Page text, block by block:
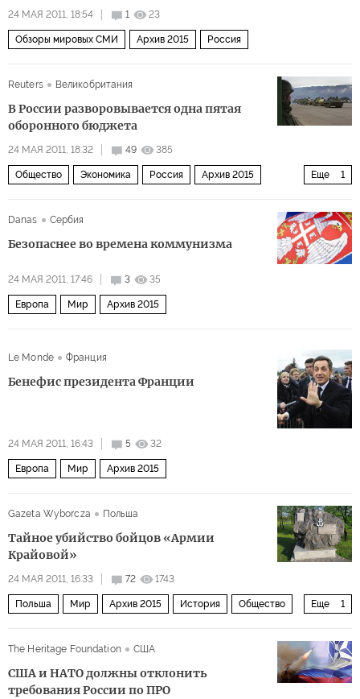
24 МАЯ 2011, 18:54 1 23
Обзоры мировых СМИ Архив 2015 Россия
Reuters Великобритания
В России разворовывается одна пятая
оборонного бюджета
24 МАЯ 2011, 18:32 49 385
Еще 1
Общество Экономика Россия Архив 2015
Danas
Сербия
Безопаснее во времена коммунизма
24 МАЯ 2011, 17:46 3 35
Европа Мир Архив 2015
Le Monde Франция
Бенефис президента Франции
24 МАЯ 2011, 16:43 5 32
Европа Мир Архив 2015
Gazeta Wyborcza Польша
Тайное убийство бойцов «Армии
Крайовой»
24 МАЯ 2011, 16:33 72 1743
Еще 1
Польша Мир Архив 2015 История Общество
The Heritage Foundation
США
США и НАТО должны отклонить
требования России по ПРО